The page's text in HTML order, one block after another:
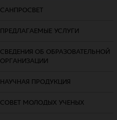
САНПРОСВЕТ
ПРЕДЛАГАЕМЫЕ УСЛУГИ
СВЕДЕНИЯ ОБ ОБРАЗОВАТЕЛЬНОЙ
ОРГАНИЗАЦИИ
НАУЧНАЯ ПРОДУКЦИЯ
СОВЕТ МОЛОДЫХ УЧЕНЫХ